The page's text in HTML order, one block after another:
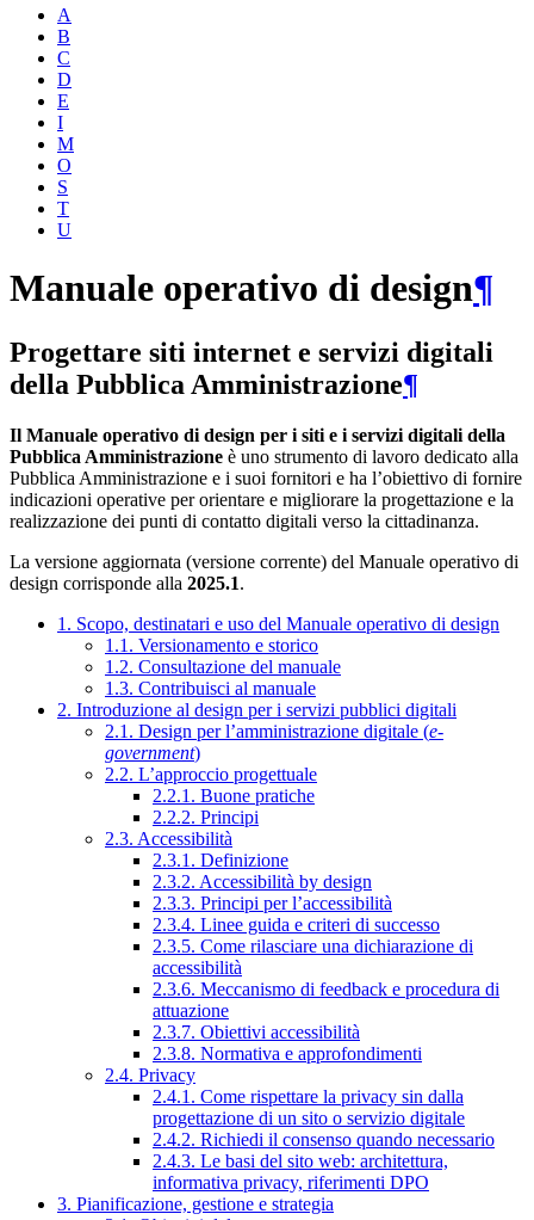
A
B
C
D
E
I
M
O
S
T
U
Manuale operativo di design¶
Progettare siti internet e servizi digitali
della Pubblica Amministrazione¶
Il Manuale operativo di design per i siti e i servizi digitali della
Pubblica Amministrazione è uno strumento di lavoro dedicato alla
Pubblica Amministrazione e i suoi fornitori e ha l’obiettivo di fornire
indicazioni operative per orientare e migliorare la progettazione e la
realizzazione dei punti di contatto digitali verso la cittadinanza.
La versione aggiornata (versione corrente) del Manuale operativo di
design corrisponde alla 2025.1.
1. Scopo, destinatari e uso del Manuale operativo di design
1.1. Versionamento e storico
1.2. Consultazione del manuale
1.3. Contribuisci al manuale
2. Introduzione al design per i servizi pubblici digitali
2.1. Design per l’amministrazione digitale (e-
government)
2.2. L’approccio progettuale
2.2.1. Buone pratiche
2.2.2. Principi
2.3. Accessibilità
2.3.1. Definizione
2.3.2. Accessibilità by design
2.3.3. Principi per l’accessibilità
2.3.4. Linee guida e criteri di successo
2.3.5. Come rilasciare una dichiarazione di
accessibilità
2.3.6. Meccanismo di feedback e procedura di
attuazione
2.3.7. Obiettivi accessibilità
2.3.8. Normativa e approfondimenti
2.4. Privacy
2.4.1. Come rispettare la privacy sin dalla
progettazione di un sito o servizio digitale
2.4.2. Richiedi il consenso quando necessario
2.4.3. Le basi del sito web: architettura,
informativa privacy, riferimenti DPO
3. Pianificazione, gestione e strategia